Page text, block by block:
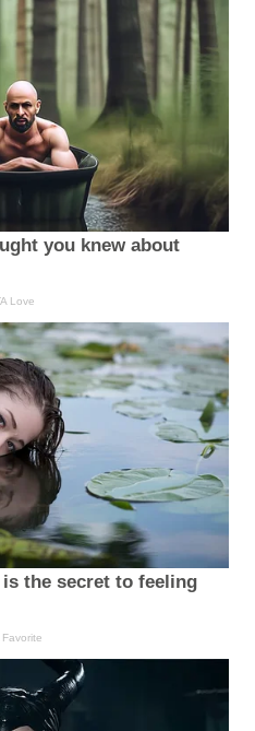
you knew about
Love
the secret to feeling
Favorite